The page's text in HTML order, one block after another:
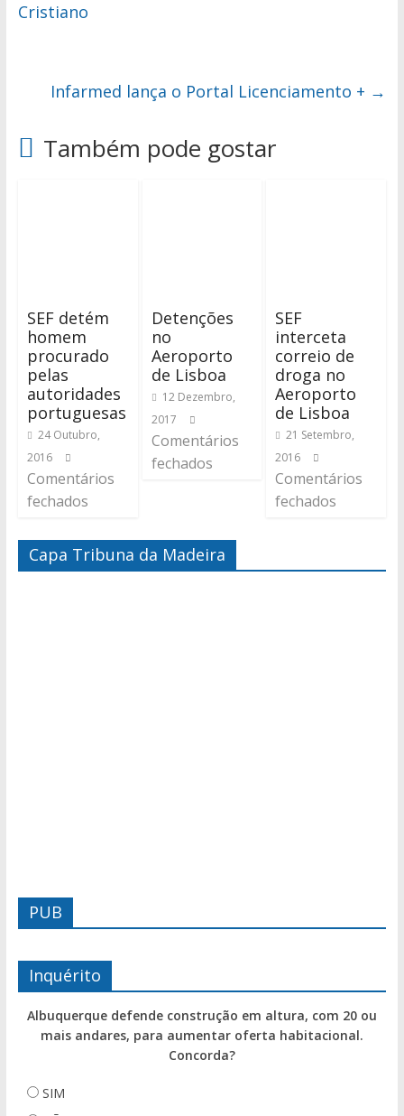
Cristiano
Infarmed lança o Portal Licenciamento + →
Também pode gostar
SEF detém
homem
procurado
pelas
autoridades
portuguesas
24 Outubro,
2016
Comentários
fechados
Detenções
no
Aeroporto
de Lisboa
12 Dezembro,
2017
Comentários
fechados
SEF
interceta
correio de
droga no
Aeroporto
de Lisboa
21 Setembro,
2016
Comentários
fechados
Capa Tribuna da Madeira
PUB
Inquérito
Albuquerque defende construção em altura, com 20 ou
mais andares, para aumentar oferta habitacional.
Concorda?
SIM